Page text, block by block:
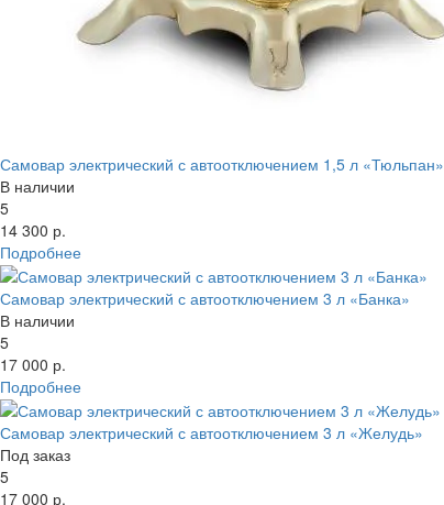
Самовар электрический с автоотключением 1,5 л «Тюльпан»
В наличии
5
14 300 р.
Подробнее
Самовар электрический с автоотключением 3 л «Банка»
В наличии
5
17 000 р.
Подробнее
Самовар электрический с автоотключением 3 л «Желудь»
Под заказ
5
17 000 р.